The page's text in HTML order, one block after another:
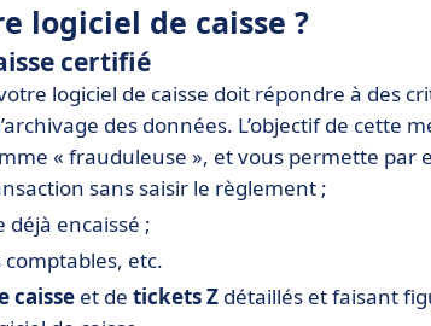
logiciel de caisse ?
certifié
logiciel de caisse doit répondre à des
des données. L’objectif de cette
« frauduleuse », et vous permette par
sans saisir le règlement ;
déjà encaissé ;
etc.
caisse et de tickets Z détaillés et faisant